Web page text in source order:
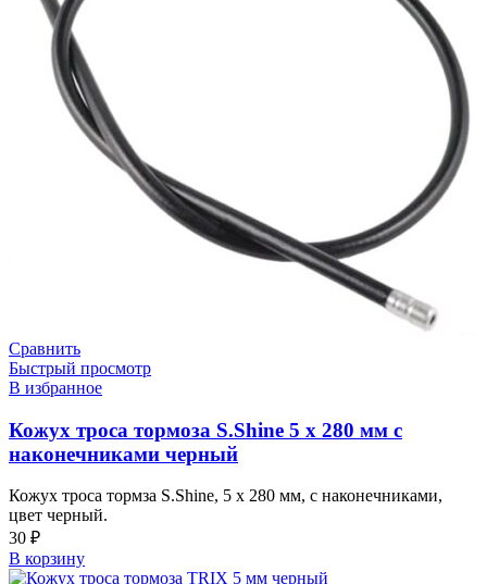
Сравнить
Быстрый просмотр
В избранное
Кожух троса тормоза S.Shine 5 х 280 мм с
наконечниками черный
Кожух троса тормза S.Shine, 5 х 280 мм, с наконечниками,
цвет черный.
30 ₽
В корзину